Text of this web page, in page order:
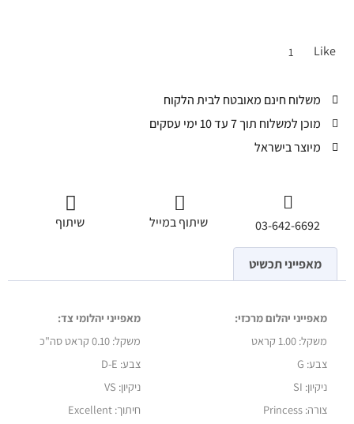
Like
משלוח חינם מאובטח לבית הלקוח
מוכן למשלוח תוך 7 עד 10 ימי עסקים
מיוצר בישראל
03-642-6692 שיתוף במייל שיתוף
מאפייני תכשיט
מאפייני יהלום מרכזי:
מאפייני יהלומי צד:
משקל:1.00 קראט משקל:0.10 קראט סה"כ
צבע: G
צבע: D-E
ניקיון: SI
ניקיון: VS
צורה: Princess
חיתוך: Excellent